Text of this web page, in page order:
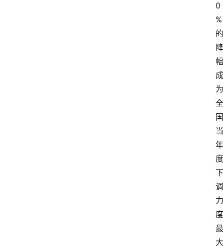
0
%
的
降
幅
成
为
全
国
当
年
度
下
调
力
度
最
大